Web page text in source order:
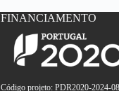
FINANCIAMENTO
Código projeto: PDR2020-2024-